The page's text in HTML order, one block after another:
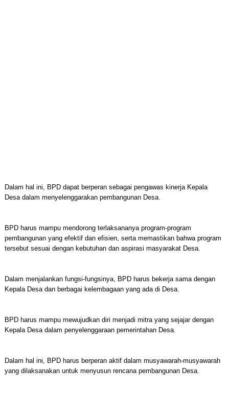
Dalam hal ini, BPD dapat berperan sebagai pengawas kinerja Kepala
Desa dalam menyelenggarakan pembangunan Desa.
BPD harus mampu mendorong terlaksananya program-program
pembangunan yang efektif dan efisien, serta memastikan bahwa program
tersebut sesuai dengan kebutuhan dan aspirasi masyarakat Desa.
Dalam menjalankan fungsi-fungsinya, BPD harus bekerja sama dengan
Kepala Desa dan berbagai kelembagaan yang ada di Desa.
BPD harus mampu mewujudkan diri menjadi mitra yang sejajar dengan
Kepala Desa dalam penyelenggaraan pemerintahan Desa.
Dalam hal ini, BPD harus berperan aktif dalam musyawarah-musyawarah
yang dilaksanakan untuk menyusun rencana pembangunan Desa.